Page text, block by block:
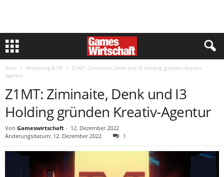
Start Marketing & PR
Z1MT: Ziminaite, Denk und I3 Holding gründen Kreativ-
Agentur
Z1MT: Ziminaite, Denk und I3
Holding gründen Kreativ-Agentur
Von Gameswirtschaft - 12. Dezember 2022
Änderungsdatum: 12. Dezember 2022
1